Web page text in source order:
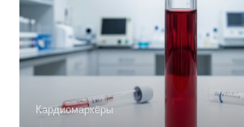
Кардиомаркёры